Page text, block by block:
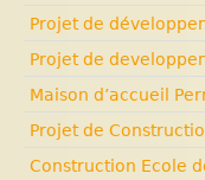
Projet de
Projet de
Maison d’accueil
Projet de
Construction Ecole